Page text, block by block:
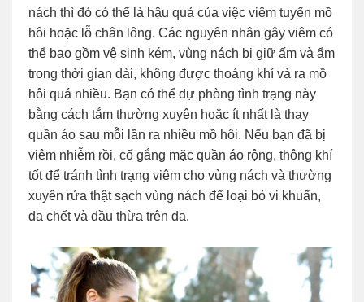
nách thì đó có thể là hậu quả của việc viêm tuyến mồ
hôi hoặc lỗ chân lông. Các nguyên nhân gây viêm có
thể bao gồm vệ sinh kém, vùng nách bị giữ ấm và ẩm
trong thời gian dài, không được thoáng khí và ra mồ
hôi quá nhiều. Bạn có thể dự phòng tình trạng này
bằng cách tắm thường xuyên hoặc ít nhất là thay
quần áo sau mỗi lần ra nhiều mồ hôi. Nếu bạn đã bị
viêm nhiễm rồi, cố gắng mặc quần áo rộng, thông khí
tốt để tránh tình trạng viêm cho vùng nách và thường
xuyên rửa thật sạch vùng nách để loại bỏ vi khuẩn,
da chết và dầu thừa trên da.